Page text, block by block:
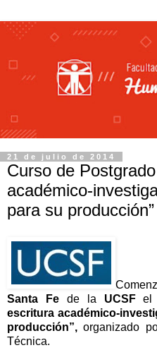
21 de julio de 2014
Curso de
académico-
para su producción”
Santa Fede la UCSF
escritura académico-
producción”, organizado
Técnica.